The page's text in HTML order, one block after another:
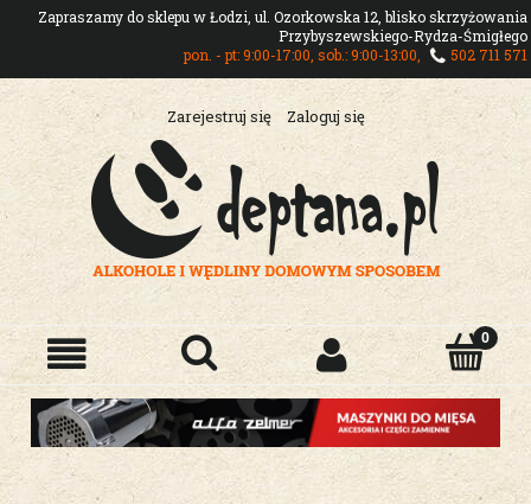
Zapraszamy do sklepu w Łodzi, ul. Ozorkowska 12, blisko skrzyżowania
Przybyszewskiego-Rydza-Śmigłego
pon. - pt: 9:00-17:00, sob.: 9:00-13:00,
502 711 571
Zarejestruj się Zaloguj się